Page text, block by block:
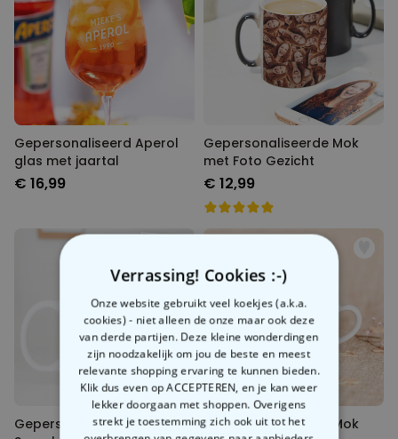
Gepersonaliseerd Aperol
glas met jaartal
€ 16,99
Gepersonaliseerde Mok
met Foto Gezicht
€ 12,99
Gepersonaliseerde
Gepersonaliseerde Mok
Verrassing! Cookies :-)
Onze website gebruikt veel koekjes (a.k.a.
cookies) - niet alleen de onze maar ook deze
van derde partijen. Deze kleine wonderdingen
zijn noodzakelijk om jou de beste en meest
relevante shopping ervaring te kunnen bieden.
Klik dus even op ACCEPTEREN, en je kan weer
lekker doorgaan met shoppen. Overigens
strekt je toestemming zich ook uit tot het